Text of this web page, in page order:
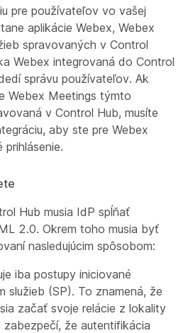
pre používateľov vo vašej
aplikácie Webex, Webex
spravovaných v Control
Webex integrovaná do Control
správu používateľov. Ak
Webex Meetings týmto
v Control Hub, musíte
aby ste pre Webex
prihlásenie.
Hub musia IdP spĺňať
2.0. Okrem toho musia byť
nasledujúcim spôsobom:
iba postupy iniciované
služieb (SP). To znamená, že
začať svoje relácie z lokality
zabezpečí, že autentifikácia